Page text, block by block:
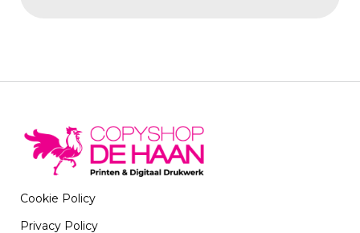
Cookie Policy
Privacy Policy